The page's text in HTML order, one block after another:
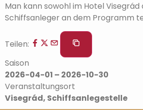
Man kann sowohl im Hotel Visegrád
Schiffsanleger an dem Programm
Teilen:
Saison
2026-04-01 – 2026-10-30
Veranstaltungsort
Visegrád, Schiffsanlegestelle